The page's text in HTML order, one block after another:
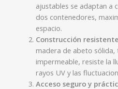
ajustables se adaptan a
dos contenedores,
espacio.
Construcción
madera de abeto
impermeable, resiste la
rayos UV y las
Acceso seguro y